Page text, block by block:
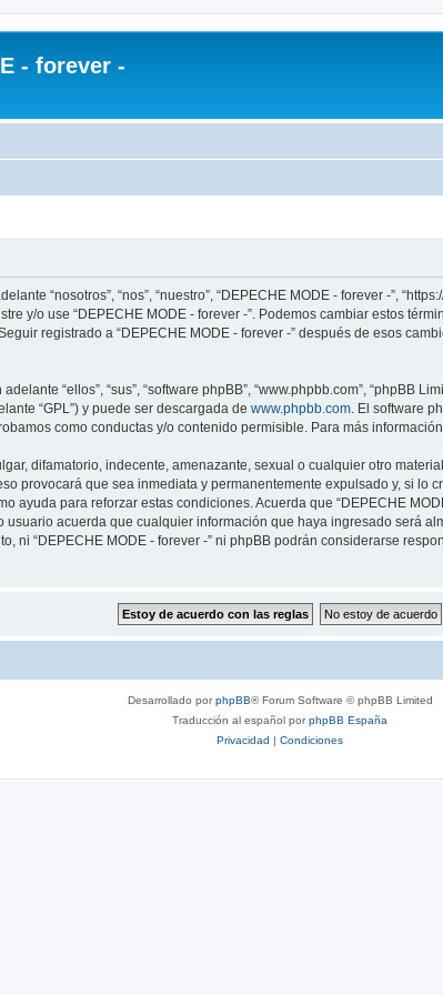
- forever -
“nosotros”, “nos”, “nuestro”, “DEPECHE MODE - forever -”,
y/o use “DEPECHE MODE - forever -”. Podemos cambiar estos
registrado a “DEPECHE MODE - forever -” después de esos
“ellos”, “sus”, “software phpBB”, “www.phpbb.com”, “phpBB
“GPL”) y puede ser descargada de www.phpbb.com. El software
como conductas y/o contenido permisible. Para más
difamatorio, indecente, amenazante, sexual o cualquier otro
provocará que sea inmediata y permanentemente expulsado y, si lo
ayuda para reforzar estas condiciones. Acuerda que “DEPECHE
acuerda que cualquier información que haya ingresado será
ni “DEPECHE MODE - forever -” ni phpBB podrán considerarse
Desarrollado porphpBB® Forum Software © phpBB Limited
Traducción al español porphpBB España
Privacidad | Condiciones